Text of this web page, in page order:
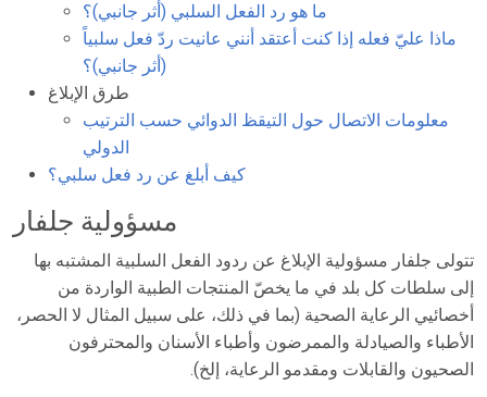
ما هو رد الفعل السلبي (أثر جانبي)؟
ماذا عليّ فعله إذا كنت أعتقد أنني عانيت ردّ فعل سلبياً
(أثر جانبي)؟
طرق الإبلاغ
معلومات الاتصال حول التيقظ الدوائي حسب الترتيب
الدولي
كيف أبلغ عن رد فعل سلبي؟
مسؤولية جلفار
تتولى جلفار مسؤولية الإبلاغ عن ردود الفعل السلبية المشتبه بها
إلى سلطات كل بلد في ما يخصّ المنتجات الطبية الواردة من
أخصائيي الرعاية الصحية (بما في ذلك، على سبيل المثال لا الحصر،
الأطباء والصيادلة والممرضون وأطباء الأسنان والمحترفون
الصحيون والقابلات ومقدمو الرعاية، إلخ).